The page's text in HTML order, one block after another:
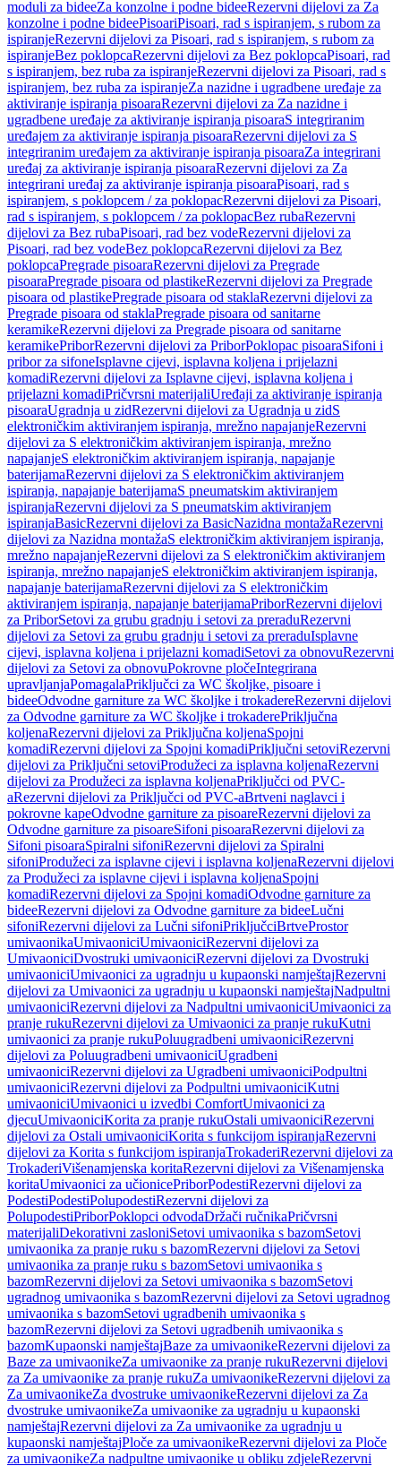
moduli za bideeZa konzolne i podne bideeRezervni dijelovi za Za
konzolne i podne bideePisoariPisoari, rad s ispiranjem, s rubom za
ispiranjeRezervni dijelovi za Pisoari, rad s ispiranjem, s rubom za
ispiranjeBez poklopcaRezervni dijelovi za Bez poklopcaPisoari, rad
s ispiranjem, bez ruba za ispiranjeRezervni dijelovi za Pisoari, rad s
ispiranjem, bez ruba za ispiranjeZa nazidne i ugradbene uređaje za
aktiviranje ispiranja pisoaraRezervni dijelovi za Za nazidne i
ugradbene uređaje za aktiviranje ispiranja pisoaraS integriranim
uređajem za aktiviranje ispiranja pisoaraRezervni dijelovi za S
integriranim uređajem za aktiviranje ispiranja pisoaraZa integrirani
uređaj za aktiviranje ispiranja pisoaraRezervni dijelovi za Za
integrirani uređaj za aktiviranje ispiranja pisoaraPisoari, rad s
ispiranjem, s poklopcem / za poklopacRezervni dijelovi za Pisoari,
rad s ispiranjem, s poklopcem / za poklopacBez rubaRezervni
dijelovi za Bez rubaPisoari, rad bez vodeRezervni dijelovi za
Pisoari, rad bez vodeBez poklopcaRezervni dijelovi za Bez
poklopcaPregrade pisoaraRezervni dijelovi za Pregrade
pisoaraPregrade pisoara od plastikeRezervni dijelovi za Pregrade
pisoara od plastikePregrade pisoara od staklaRezervni dijelovi za
Pregrade pisoara od staklaPregrade pisoara od sanitarne
keramikeRezervni dijelovi za Pregrade pisoara od sanitarne
keramikePriborRezervni dijelovi za PriborPoklopac pisoaraSifoni i
pribor za sifoneIsplavne cijevi, isplavna koljena i prijelazni
komadiRezervni dijelovi za Isplavne cijevi, isplavna koljena i
prijelazni komadiPričvrsni materijaliUređaji za aktiviranje ispiranja
pisoaraUgradnja u zidRezervni dijelovi za Ugradnja u zidS
elektroničkim aktiviranjem ispiranja, mrežno napajanjeRezervni
dijelovi za S elektroničkim aktiviranjem ispiranja, mrežno
napajanjeS elektroničkim aktiviranjem ispiranja, napajanje
baterijamaRezervni dijelovi za S elektroničkim aktiviranjem
ispiranja, napajanje baterijamaS pneumatskim aktiviranjem
ispiranjaRezervni dijelovi za S pneumatskim aktiviranjem
ispiranjaBasicRezervni dijelovi za BasicNazidna montažaRezervni
dijelovi za Nazidna montažaS elektroničkim aktiviranjem ispiranja,
mrežno napajanjeRezervni dijelovi za S elektroničkim aktiviranjem
ispiranja, mrežno napajanjeS elektroničkim aktiviranjem ispiranja,
napajanje baterijamaRezervni dijelovi za S elektroničkim
aktiviranjem ispiranja, napajanje baterijamaPriborRezervni dijelovi
za PriborSetovi za grubu gradnju i setovi za preraduRezervni
dijelovi za Setovi za grubu gradnju i setovi za preraduIsplavne
cijevi, isplavna koljena i prijelazni komadiSetovi za obnovuRezervni
dijelovi za Setovi za obnovuPokrovne pločeIntegrirana
upravljanjaPomagalaPriključci za WC školjke, pisoare i
bideeOdvodne garniture za WC školjke i trokadereRezervni dijelovi
za Odvodne garniture za WC školjke i trokaderePriključna
koljenaRezervni dijelovi za Priključna koljenaSpojni
komadiRezervni dijelovi za Spojni komadiPriključni setoviRezervni
dijelovi za Priključni setoviProdužeci za isplavna koljenaRezervni
dijelovi za Produžeci za isplavna koljenaPriključci od PVC-
aRezervni dijelovi za Priključci od PVC-aBrtveni naglavci i
pokrovne kapeOdvodne garniture za pisoareRezervni dijelovi za
Odvodne garniture za pisoareSifoni pisoaraRezervni dijelovi za
Sifoni pisoaraSpiralni sifoniRezervni dijelovi za Spiralni
sifoniProdužeci za isplavne cijevi i isplavna koljenaRezervni dijelovi
za Produžeci za isplavne cijevi i isplavna koljenaSpojni
komadiRezervni dijelovi za Spojni komadiOdvodne garniture za
bideeRezervni dijelovi za Odvodne garniture za bideeLučni
sifoniRezervni dijelovi za Lučni sifoniPriključciBrtveProstor
umivaonikaUmivaoniciUmivaoniciRezervni dijelovi za
UmivaoniciDvostruki umivaoniciRezervni dijelovi za Dvostruki
umivaoniciUmivaonici za ugradnju u kupaonski namještajRezervni
dijelovi za Umivaonici za ugradnju u kupaonski namještajNadpultni
umivaoniciRezervni dijelovi za Nadpultni umivaoniciUmivaonici za
pranje rukuRezervni dijelovi za Umivaonici za pranje rukuKutni
umivaonici za pranje rukuPoluugradbeni umivaoniciRezervni
dijelovi za Poluugradbeni umivaoniciUgradbeni
umivaoniciRezervni dijelovi za Ugradbeni umivaoniciPodpultni
umivaoniciRezervni dijelovi za Podpultni umivaoniciKutni
umivaoniciUmivaonici u izvedbi ComfortUmivaonici za
djecuUmivaoniciKorita za pranje rukuOstali umivaoniciRezervni
dijelovi za Ostali umivaoniciKorita s funkcijom ispiranjaRezervni
dijelovi za Korita s funkcijom ispiranjaTrokaderiRezervni dijelovi za
TrokaderiVišenamjenska koritaRezervni dijelovi za Višenamjenska
koritaUmivaonici za učionicePriborPodestiRezervni dijelovi za
PodestiPodestiPolupodestiRezervni dijelovi za
PolupodestiPriborPoklopci odvodaDržači ručnikaPričvrsni
materijaliDekorativni zasloniSetovi umivaonika s bazomSetovi
umivaonika za pranje ruku s bazomRezervni dijelovi za Setovi
umivaonika za pranje ruku s bazomSetovi umivaonika s
bazomRezervni dijelovi za Setovi umivaonika s bazomSetovi
ugradnog umivaonika s bazomRezervni dijelovi za Setovi ugradnog
umivaonika s bazomSetovi ugradbenih umivaonika s
bazomRezervni dijelovi za Setovi ugradbenih umivaonika s
bazomKupaonski namještajBaze za umivaonikeRezervni dijelovi za
Baze za umivaonikeZa umivaonike za pranje rukuRezervni dijelovi
za Za umivaonike za pranje rukuZa umivaonikeRezervni dijelovi za
Za umivaonikeZa dvostruke umivaonikeRezervni dijelovi za Za
dvostruke umivaonikeZa umivaonike za ugradnju u kupaonski
namještajRezervni dijelovi za Za umivaonike za ugradnju u
kupaonski namještajPloče za umivaonikeRezervni dijelovi za Ploče
za umivaonikeZa nadpultne umivaonike u obliku zdjeleRezervni